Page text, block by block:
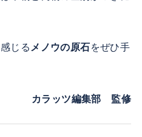
じる メノウの原石をぜひ手
カラッツ編集部 監修